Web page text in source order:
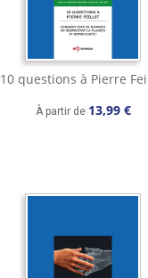
10 questions à Pierre
À partir de 13,99 €